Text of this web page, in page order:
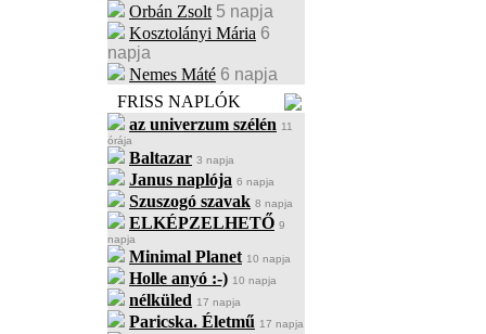
Orbán Zsolt 5 napja
Kosztolányi Mária 6
napja
Nemes Máté 6 napja
FRISS NAPLÓK
az univerzum szélén 11
órája
Baltazar 3 napja
Janus naplója 6 napja
Szuszogó szavak 8 napja
ELKÉPZELHETŐ 9
napja
Minimal Planet 10 napja
Holle anyó :-) 10 napja
nélküled 17 napja
Paricska. Életmű 17 napja